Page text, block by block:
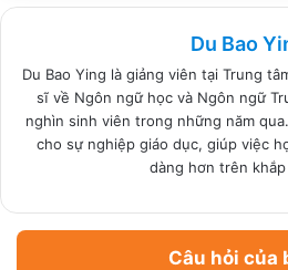
Du Bao
Du Bao Ying là giảng viên tại Trung
sĩ về Ngôn ngữ học và Ngôn ngữ
nghìn sinh viên trong những năm
cho sự nghiệp giáo dục, giúp việc
dàng hơn trên
Câu hỏi của